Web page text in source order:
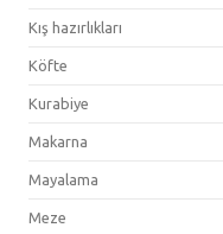
Kış hazırlıkları
Köfte
Kurabiye
Makarna
Mayalama
Meze